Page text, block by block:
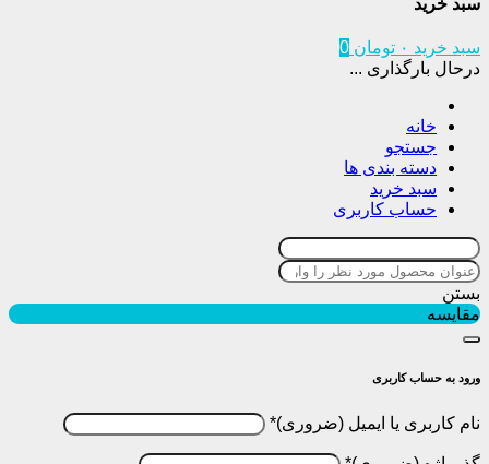
سبد خرید ۰ تومان 0
درحال بارگذاری ...
خانه
جستجو
دسته بندی ها
سبد خرید
حساب کاربری
بستن
مقایسه
ورود به حساب کاربری
نام کاربری یا ایمیل *